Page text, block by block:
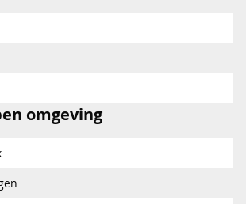
omgeving